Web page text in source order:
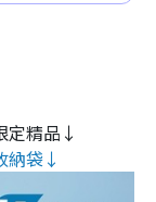
定精品↓
納袋↓